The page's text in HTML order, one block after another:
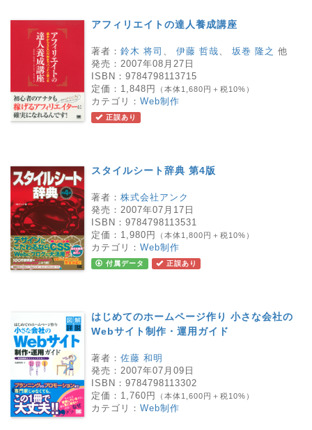
アフィリエイトの達人養成講座
著者： 鈴木 将司 伊藤 哲哉 坂巻 隆之 他
発売： 2007年08月27日
ISBN： 9784798113715
定価： 1,848円 （本体1,680円＋税10%）
カテゴリ： Web制作
正誤あり
スタイルシート辞典 第4版
著者： 株式会社アンク
発売： 2007年07月17日
ISBN： 9784798113531
定価： 1,980円 （本体1,800円＋税10%）
カテゴリ： Web制作
付属データ 正誤あり
はじめてのホームページ作り 小さな会社の
Webサイト制作・運用ガイド
著者： 佐藤 和明
発売： 2007年07月09日
ISBN： 9784798113302
定価： 1,760円 （本体1,600円＋税10%）
カテゴリ： Web制作